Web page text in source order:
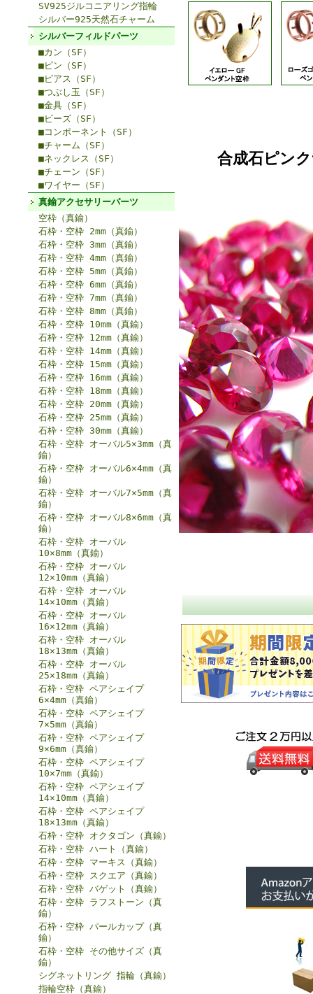
SV925ジルコニアリング指輪
シルバー925天然石チャーム
シルバーフィルドパーツ
■カン（SF）
■ピン（SF）
■ピアス（SF）
■つぶし玉（SF）
■金具（SF）
■ビーズ（SF）
■コンポーネント（SF）
■チャーム（SF）
■ネックレス（SF）
■チェーン（SF）
■ワイヤー（SF）
真鍮アクセサリーパーツ
空枠（真鍮）
石枠・空枠 2mm（真鍮）
石枠・空枠 3mm（真鍮）
石枠・空枠 4mm（真鍮）
石枠・空枠 5mm（真鍮）
石枠・空枠 6mm（真鍮）
石枠・空枠 7mm（真鍮）
石枠・空枠 8mm（真鍮）
石枠・空枠 10mm（真鍮）
石枠・空枠 12mm（真鍮）
石枠・空枠 14mm（真鍮）
石枠・空枠 15mm（真鍮）
石枠・空枠 16mm（真鍮）
石枠・空枠 18mm（真鍮）
石枠・空枠 20mm（真鍮）
石枠・空枠 25mm（真鍮）
石枠・空枠 30mm（真鍮）
石枠・空枠 オーバル5×3mm（真
鍮）
石枠・空枠 オーバル6×4mm（真
鍮）
石枠・空枠 オーバル7×5mm（真
鍮）
石枠・空枠 オーバル8×6mm（真
鍮）
石枠・空枠 オーバル
10×8mm（真鍮）
石枠・空枠 オーバル
12×10mm（真鍮）
石枠・空枠 オーバル
14×10mm（真鍮）
石枠・空枠 オーバル
16×12mm（真鍮）
石枠・空枠 オーバル
18×13mm（真鍮）
石枠・空枠 オーバル
25×18mm（真鍮）
石枠・空枠 ペアシェイプ
6×4mm（真鍮）
石枠・空枠 ペアシェイプ
7×5mm（真鍮）
石枠・空枠 ペアシェイプ
9×6mm（真鍮）
石枠・空枠 ペアシェイプ
10×7mm（真鍮）
石枠・空枠 ペアシェイプ
14×10mm（真鍮）
石枠・空枠 ペアシェイプ
18×13mm（真鍮）
石枠・空枠 オクタゴン（真鍮）
石枠・空枠 ハート（真鍮）
石枠・空枠 マーキス（真鍮）
石枠・空枠 スクエア（真鍮）
石枠・空枠 バゲット（真鍮）
石枠・空枠 ラフストーン（真
鍮）
石枠・空枠 パールカップ（真
鍮）
石枠・空枠 その他サイズ（真
鍮）
シグネットリング 指輪（真鍮）
指輪空枠（真鍮）
合成石ピン